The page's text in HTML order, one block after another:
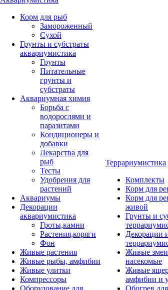
Корм для рыб
Замороженный
Сухой
Грунты и субстраты
аквариумистика
Грунты
Питательные
грунты и
субстраты
Аквариумная химия
Борьба с
водорослями и
паразитами
Кондиционеры и
добавки
Лекарства для
рыб
Тесты
Удобрения для
растений
Аквариумы
Декорации
аквариумистика
Гроты,камни
Растения,коряги
Фон
Живые растения
Живые рыбы, амфибии
Живые улитки
Компрессоры
Оборудование для
Террариумистика
Комплекты
Корм для
Корм для
живой
Грунты и
Декорации
Живые
насекомые
Живые
амфибии и
Обогрев